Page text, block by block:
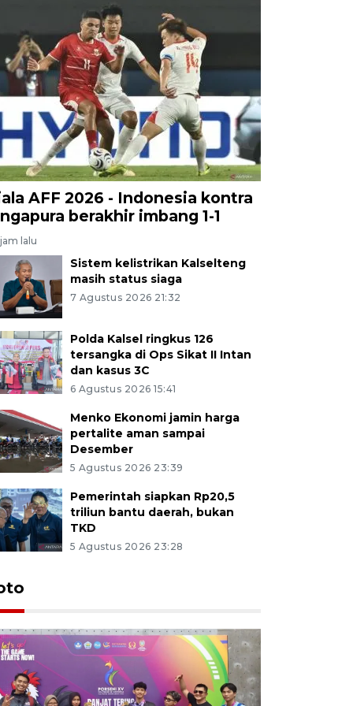
AFF 2026 - Indonesia kontra
berakhir imbang 1-1
lalu
Sistem kelistrikan Kalselteng
masih status siaga
7 Agustus 2026 21:32
Polda Kalsel ringkus 126
tersangka di Ops Sikat II Intan
dan kasus 3C
6 Agustus 2026 15:41
Menko Ekonomi jamin harga
pertalite aman sampai
Desember
5 Agustus 2026 23:39
Pemerintah siapkan Rp20,5
triliun bantu daerah, bukan
TKD
5 Agustus 2026 23:28